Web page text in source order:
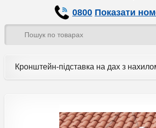
0800 Показати
Кронштейн-підставка на дах з